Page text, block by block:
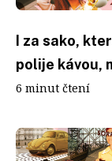
I za sako,
polije kávou,
6 minut čtení